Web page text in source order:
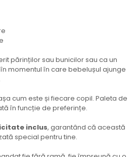
părinților sau bunicilor sau ca un
momentul în care bebelușul ajunge
cum este și fiecare copil. Paleta de
în funcție de preferințe.
inclus, garantând că această
special pentru tine.